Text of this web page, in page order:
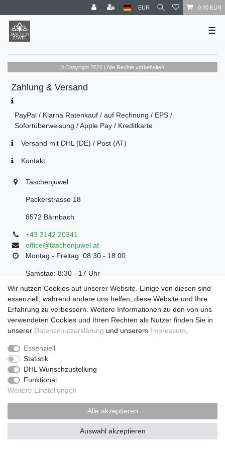
EUR 0,00 EUR
☰
© Copyright 2026 | Alle Rechte vorbehalten.
Zahlung & Versand
PayPal / Klarna Ratenkauf / auf Rechnung / EPS /
Sofortüberweisung / Apple Pay / Kreditkarte
Versand mit DHL (DE) / Post (AT)
Kontakt
Taschenjuwel
Packerstrasse 18
8572 Bärnbach
+43 3142 20341
office@taschenjuwel.at
Montag - Freitag: 08:30 - 18:00
Samstag: 8:30 - 17 Uhr
Widerrufs­recht Widerrufs­formular Impressum
Wir nutzen Cookies auf unserer Website. Einige von diesen sind
essenziell, während andere uns helfen, diese Website und Ihre
Erfahrung zu verbessern. Weitere Informationen zu den von uns
verwendeten Cookies und Ihren Rechten als Nutzer finden Sie in
unserer Daten­schutz­erklärung und unserem Impressum
Essenziell
Statistik
DHL Wunschzustellung
Funktional
Weitere Einstellungen
Alle akzeptieren
Auswahl akzeptieren